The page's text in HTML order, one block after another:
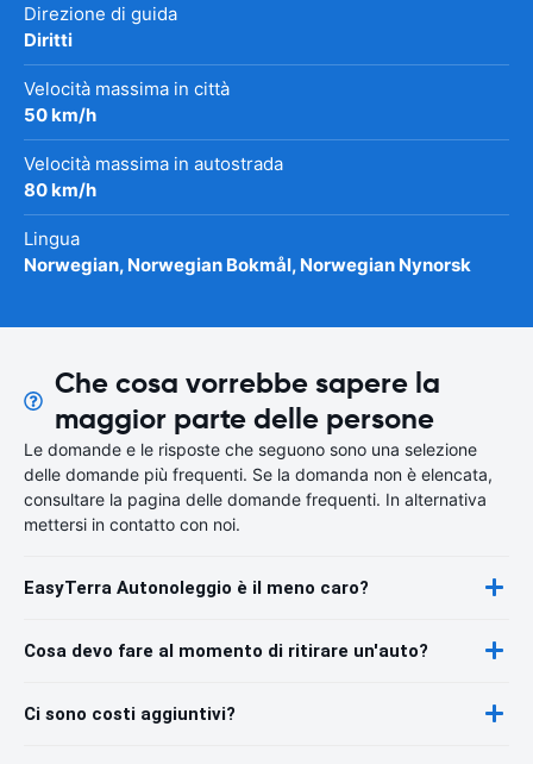
Direzione di guida
Diritti
Velocità massima in città
50 km/h
Velocità massima in autostrada
80 km/h
Lingua
Norwegian, Norwegian Bokmål, Norwegian Nynorsk
Che cosa vorrebbe sapere la
maggior parte delle persone
Le domande e le risposte che seguono sono una selezione
delle domande più frequenti. Se la domanda non è elencata,
consultare la pagina delle domande frequenti. In alternativa
mettersi in contatto con noi.
EasyTerra Autonoleggio è il meno caro?
Cosa devo fare al momento di ritirare un'auto?
Ci sono costi aggiuntivi?